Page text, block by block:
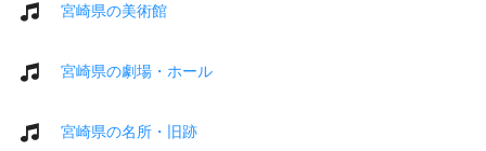
宮崎県の美術館
宮崎県の劇場・ホール
宮崎県の名所・旧跡